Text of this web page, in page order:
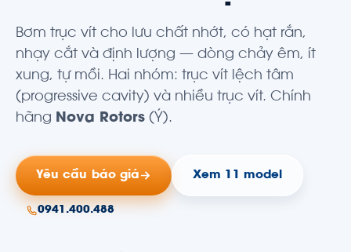
Bơm trục vít cho lưu chất nhớt, có hạt rắn,
nhạy cắt và định lượng — dòng chảy êm, ít
xung, tự mồi. Hai nhóm: trục vít lệch tâm
(progressive cavity) và nhiều trục vít. Chính
hãng Nova Rotors (Ý).
Yêu cầu báo giá Xem 11 model
0941.400.488